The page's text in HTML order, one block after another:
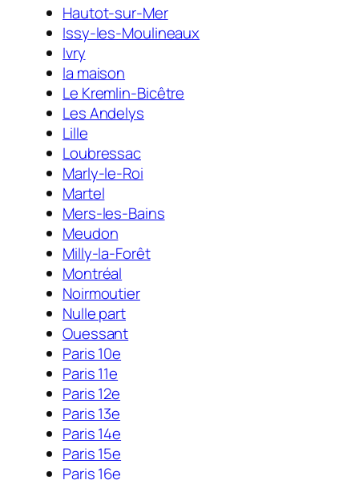
Hautot-sur-Mer
Issy-les-Moulineaux
Ivry
la maison
Le Kremlin-Bicêtre
Les Andelys
Lille
Loubressac
Marly-le-Roi
Martel
Mers-les-Bains
Meudon
Milly-la-Forêt
Montréal
Noirmoutier
Nulle part
Ouessant
Paris 10e
Paris 11e
Paris 12e
Paris 13e
Paris 14e
Paris 15e
Paris 16e